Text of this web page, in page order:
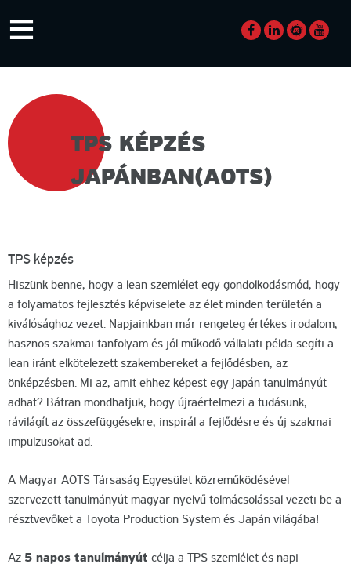
≡
KÉPZÉS
KATEGÓRIA:
TPS KÉPZÉS
JAPÁNBAN(AOTS)
TPS képzés
Hiszünk benne, hogy a lean szemlélet egy gondolkodásmód, hogy
a folyamatos fejlesztés képviselete az élet minden területén a
kiválósághoz vezet. Napjainkban már rengeteg értékes irodalom,
hasznos szakmai tanfolyam és jól működő vállalati példa segíti a
lean iránt elkötelezett szakembereket a fejlődésben, az
önképzésben. Mi az, amit ehhez képest egy japán tanulmányút
adhat? Bátran mondhatjuk, hogy újraértelmezi a tudásunk,
rávilágít az összefüggésekre, inspirál a fejlődésre és új szakmai
impulzusokat ad.
A Magyar AOTS Társaság Egyesület közreműködésével
szervezett tanulmányút magyar nyelvű tolmácsolással vezeti be a
résztvevőket a Toyota Production System és Japán világába!
Az 5 napos tanulmányút célja a TPS szemlélet és napi